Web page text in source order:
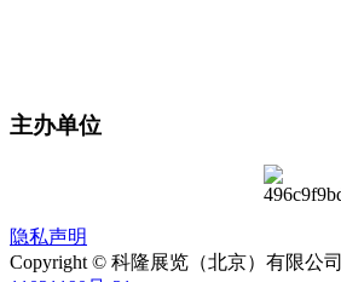
主办单位
隐私声明
Copyright © 科隆展览（北京）有限公